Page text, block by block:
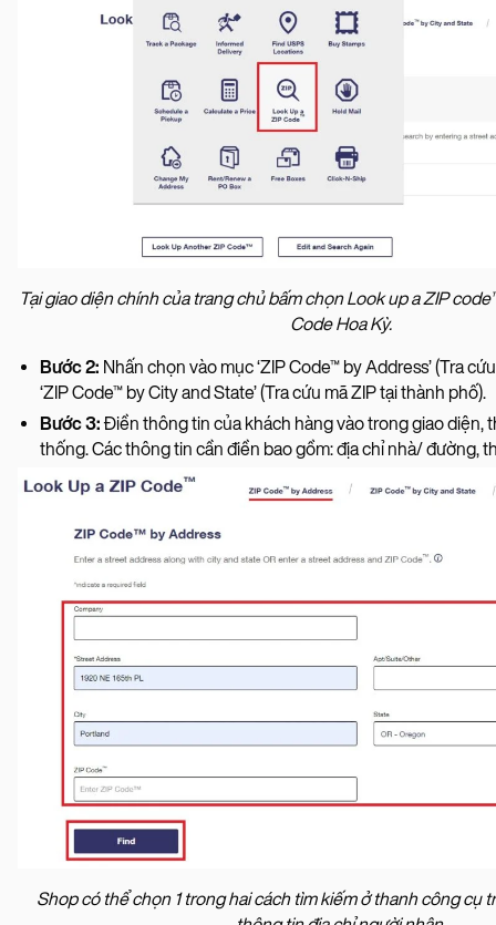
Tại giao diện chính của trang chủ bấm chọn Look up a ZIP
Code Hoa Kỳ.
Bước 2: Nhấn chọn vào mục ‘ZIP Code™ by Address’ (Tra
‘ZIP Code™ by City and State’ (Tra cứu mã ZIP tại thành phố).
Bước 3:Điền thông tin của khách hàng vào trong giao diện,
thống. Các thông tin cần điền bao gồm: địa chỉ nhà/ đường,
Shop có thể chọn 1 trong hai cách tìm kiếm ở thanh công cụ